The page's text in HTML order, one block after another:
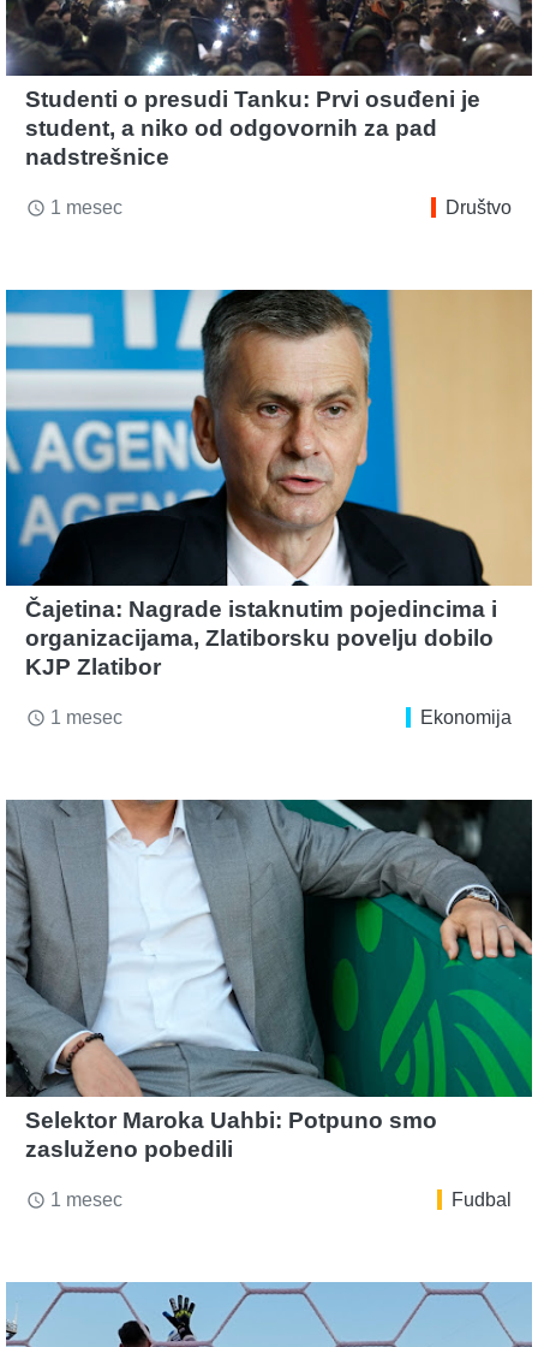
Studenti o presudi Tanku: Prvi osuđeni je
student, a niko od odgovornih za pad
nadstrešnice
access_time 1 mesec Društvo
Čajetina: Nagrade istaknutim pojedincima i
organizacijama, Zlatiborsku povelju dobilo
KJP Zlatibor
access_time 1 mesec Ekonomija
Selektor Maroka Uahbi: Potpuno smo
zasluženo pobedili
access_time 1 mesec Fudbal